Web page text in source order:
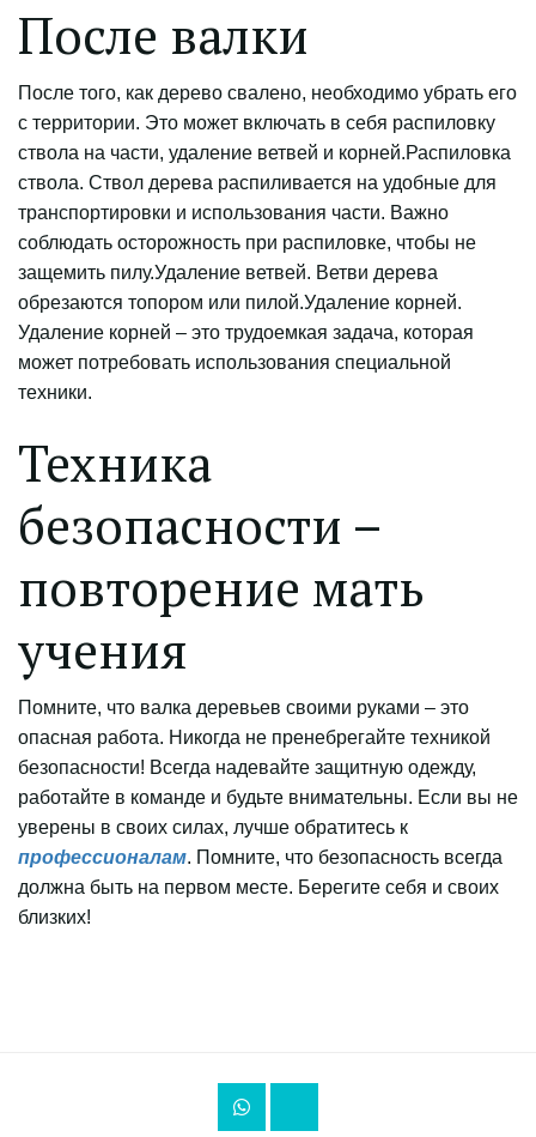
После валки
После того, как дерево свалено, необходимо убрать его
с территории. Это может включать в себя распиловку
ствола на части, удаление ветвей и корней.Распиловка
ствола. Ствол дерева распиливается на удобные для
транспортировки и использования части. Важно
соблюдать осторожность при распиловке, чтобы не
защемить пилу.Удаление ветвей. Ветви дерева
обрезаются топором или пилой.Удаление корней.
Удаление корней – это трудоемкая задача, которая
может потребовать использования специальной
техники.
Техника
безопасности –
повторение мать
учения
Помните, что валка деревьев своими руками – это
опасная работа. Никогда не пренебрегайте техникой
безопасности! Всегда надевайте защитную одежду,
работайте в команде и будьте внимательны. Если вы не
уверены в своих силах, лучше обратитесь к
профессионалам. Помните, что безопасность всегда
должна быть на первом месте. Берегите себя и своих
близких!